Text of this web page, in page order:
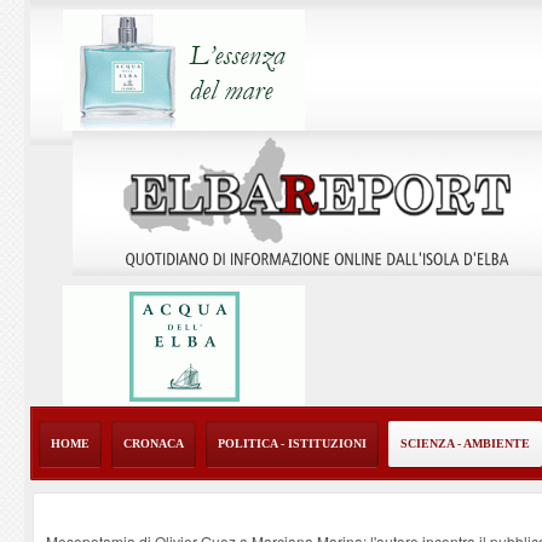
HOME CRONACA POLITICA - ISTITUZIONI SCIENZA - AMBIENTE